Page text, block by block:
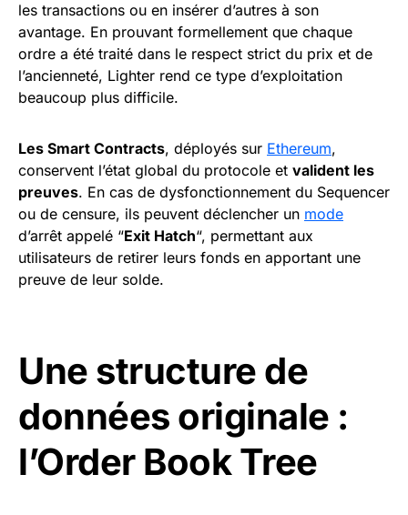
les transactions ou en insérer d’autres à son
avantage. En prouvant formellement que chaque
ordre a été traité dans le respect strict du prix et de
l’ancienneté, Lighter rend ce type d’exploitation
beaucoup plus difficile.
Les Smart Contracts, déployés sur Ethereum,
conservent l’état global du protocole et valident les
preuves. En cas de dysfonctionnement du Sequencer
ou de censure, ils peuvent déclencher un mode
d’arrêt appelé “Exit Hatch“, permettant aux
utilisateurs de retirer leurs fonds en apportant une
preuve de leur solde.
Une structure de
données originale :
l’Order Book Tree